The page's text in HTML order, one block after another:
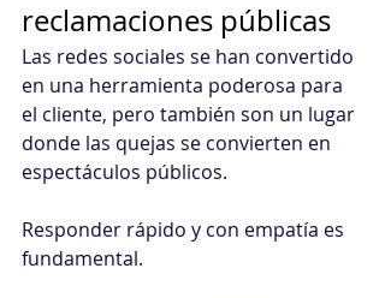
reclamaciones públicas
Las redes sociales se han convertido
en una herramienta poderosa para
el cliente, pero también son un lugar
donde las quejas se convierten en
espectáculos públicos.
Responder rápido y con empatía es
fundamental.